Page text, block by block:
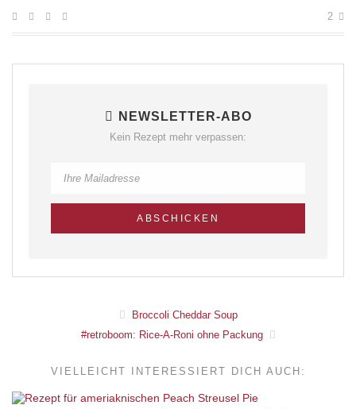
2
NEWSLETTER-ABO
Kein Rezept mehr verpassen:
Broccoli Cheddar Soup
#retroboom: Rice-A-Roni ohne Packung
VIELLEICHT INTERESSIERT DICH AUCH: